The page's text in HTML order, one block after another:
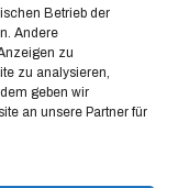
Betrieb der
Andere
zu
zu analysieren,
geben wir
an unsere Partner für